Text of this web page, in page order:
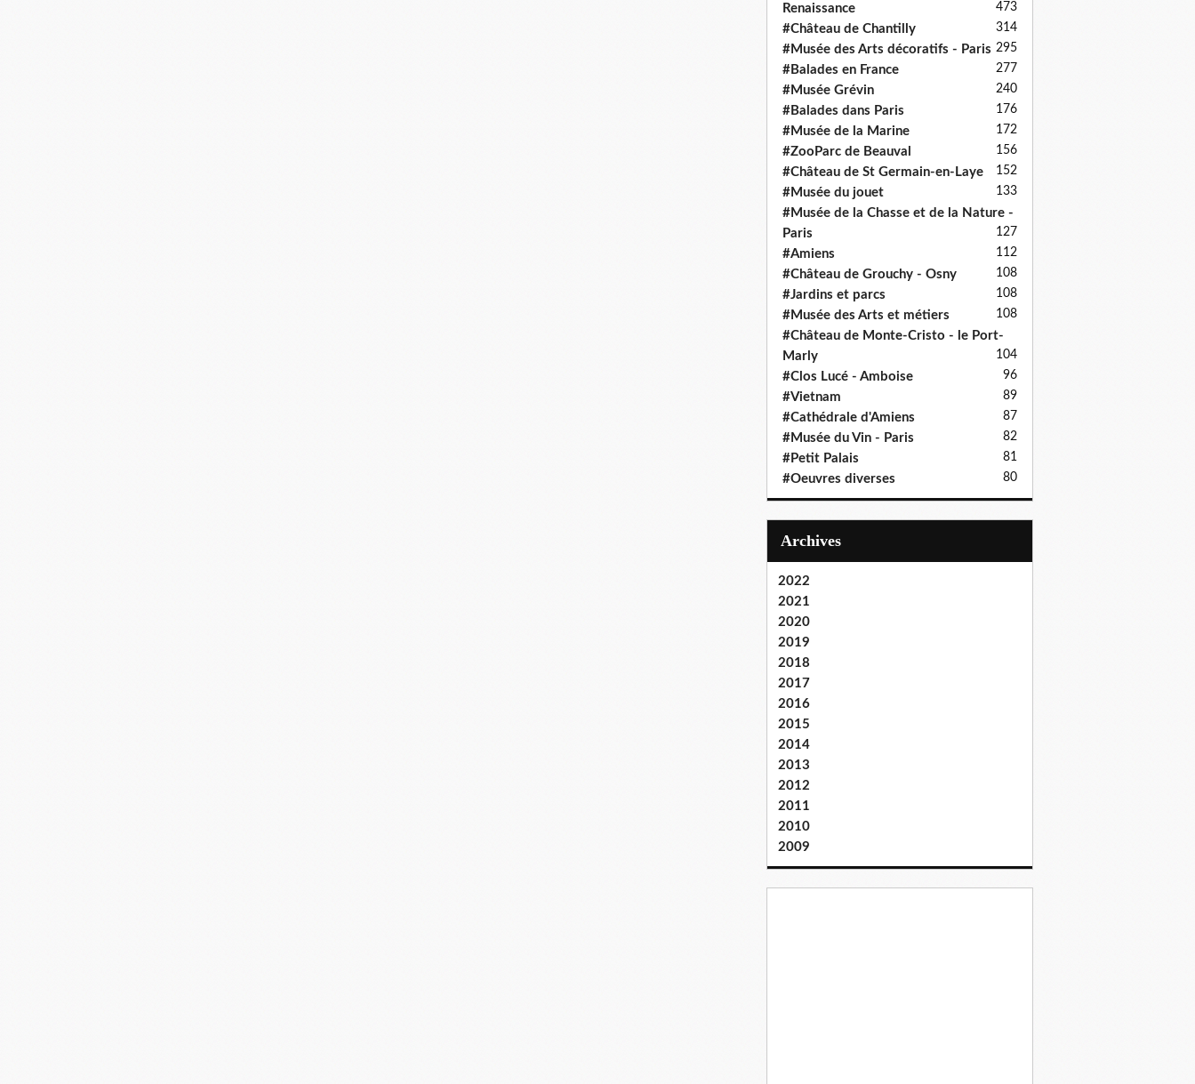
Renaissance
473
#Château de Chantilly 314
#Musée des Arts décoratifs - Paris 295
#Balades en France 277
#Musée Grévin 240
#Balades dans Paris 176
#Musée de la Marine 172
#ZooParc de Beauval 156
#Château de St Germain-en-Laye 152
#Musée du jouet 133
#Musée de la Chasse et de la Nature -
Paris
127
#Amiens 112
#Château de Grouchy - Osny 108
#Jardins et parcs 108
#Musée des Arts et métiers 108
#Château de Monte-Cristo - le Port-
Marly
104
#Clos Lucé - Amboise 96
#Vietnam 89
#Cathédrale d'Amiens 87
#Musée du Vin - Paris 82
#Petit Palais 81
#Oeuvres diverses 80
Archives
2022
2021
2020
2019
2018
2017
2016
2015
2014
2013
2012
2011
2010
2009